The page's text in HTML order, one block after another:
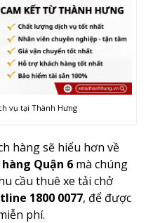
vụ tại Thành Hưng
hàng sẽ hiểu hơn về
Quận 6 mà chúng
cầu thuê xe tải chở
1800 0077, để được
phí.